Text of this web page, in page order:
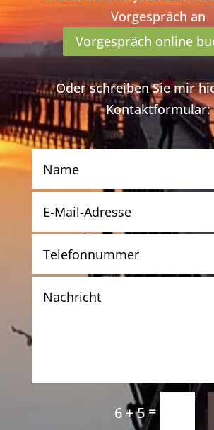
Vorgespräch an
Vorgespräch online
Oder schreiben Sie mir
Kontaktformular:
6 + 5=